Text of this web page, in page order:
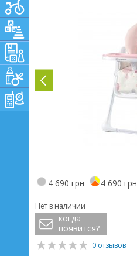
4 690 грн 4 690 грн
Нет в наличии
когда
появится?
0 отзывов